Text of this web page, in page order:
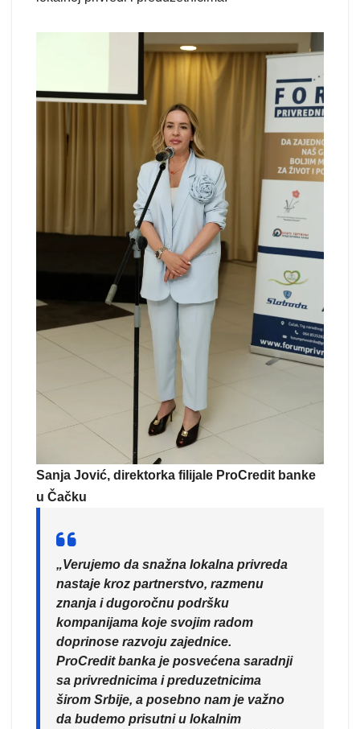
Sanja Jović, direktorka filijale ProCredit banke
u Čačku
„Verujemo da snažna lokalna privreda
nastaje kroz partnerstvo, razmenu
znanja i dugoročnu podršku
kompanijama koje svojim radom
doprinose razvoju zajednice.
ProCredit banka je posvećena saradnji
sa privrednicima i preduzetnicima
širom Srbije, a posebno nam je važno
da budemo prisutni u lokalnim